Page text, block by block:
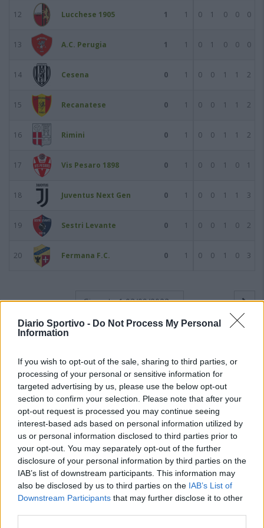
Diario Sportivo - Do Not Process My Personal
Information
If you wish to opt-out of the sale, sharing to third parties, or
processing of your personal or sensitive information for
targeted advertising by us, please use the below opt-out
section to confirm your selection. Please note that after your
opt-out request is processed you may continue seeing
interest-based ads based on personal information utilized by
us or personal information disclosed to third parties prior to
your opt-out. You may separately opt-out of the further
disclosure of your personal information by third parties on the
IAB’s list of downstream participants. This information may
also be disclosed by us to third parties on the IAB’s List of
Downstream Participants that may further disclose it to other
12 Lucchese 1905 1 1 0 1 0 0 0
13 A.C. Perugia 1 1 0 1 0 0 0
14 Cesena 0 1 0 0 1 1 2
15 Recanatese 0 1 0 0 1 1 2
16 Rimini 0 1 0 0 1 1 2
17 Vis Pesaro 1898 0 1 0 0 1 0 1
18 Juventus Next Gen 0 1 0 0 1 1 3
19 Sestri Levante 0 1 0 0 1 0 2
20 Fermana F.C. 0 1 0 0 1 0 3
Giornata 103/09/2023